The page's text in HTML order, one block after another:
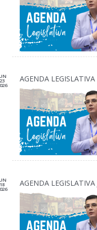
23 AGENDA
18 AGENDA LEGISLATIVA